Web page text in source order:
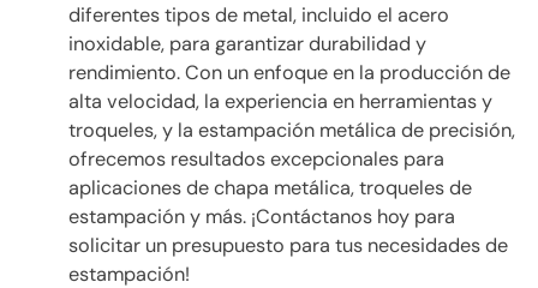
diferentes tipos de metal, incluido el acero
inoxidable, para garantizar durabilidad y
rendimiento. Con un enfoque en la producción de
alta velocidad, la experiencia en herramientas y
troqueles, y la estampación metálica de precisión,
ofrecemos resultados excepcionales para
aplicaciones de chapa metálica, troqueles de
estampación y más. ¡Contáctanos hoy para
solicitar un presupuesto para tus necesidades de
estampación!